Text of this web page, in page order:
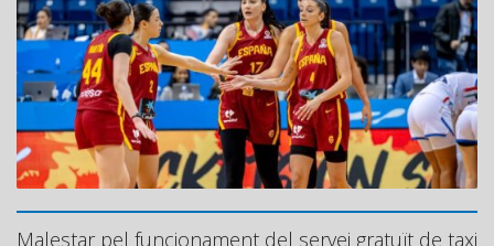
Malestar pel funcionament del servei gratuït de taxi